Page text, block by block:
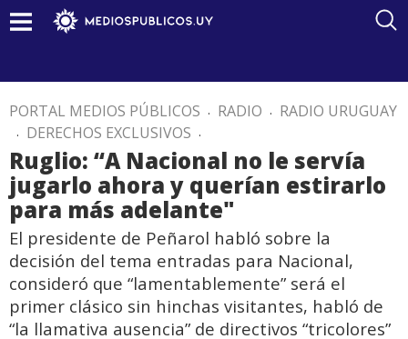
PORTAL MEDIOS PÚBLICOS . RADIO . RADIO URUGUAY
. DERECHOS EXCLUSIVOS .
Ruglio: “A Nacional no le servía
jugarlo ahora y querían estirarlo
para más adelante"
El presidente de Peñarol habló sobre la
decisión del tema entradas para Nacional,
consideró que “lamentablemente” será el
primer clásico sin hinchas visitantes, habló de
“la llamativa ausencia” de directivos “tricolores”